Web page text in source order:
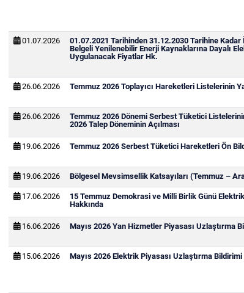
01.07.2026
01.07.2021 Tarihinden 31.12.2030 Tarihine
Belgeli Yenilenebilir Enerji Kaynaklarına Dayalı
Uygulanacak Fiyatlar Hk.
26.06.2026 Temmuz 2026 Toplayıcı Hareketleri Listelerinin
26.06.2026
Temmuz 2026 Dönemi Serbest Tüketici
2026 Talep Döneminin Açılması
19.06.2026 Temmuz 2026 Serbest Tüketici Hareketleri Ön
19.06.2026 Bölgesel Mevsimsellik Katsayıları (Temmuz –
17.06.2026
15 Temmuz Demokrasi ve Milli Birlik Günü
Hakkında
16.06.2026 Mayıs 2026 Yan Hizmetler Piyasası Uzlaştırma
15.06.2026 Mayıs 2026 Elektrik Piyasası Uzlaştırma Bildirimi